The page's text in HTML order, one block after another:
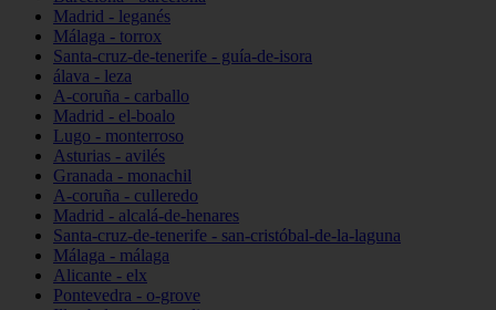
Madrid - leganés
Málaga - torrox
Santa-cruz-de-tenerife - guía-de-isora
álava - leza
A-coruña - carballo
Madrid - el-boalo
Lugo - monterroso
Asturias - avilés
Granada - monachil
A-coruña - culleredo
Madrid - alcalá-de-henares
Santa-cruz-de-tenerife - san-cristóbal-de-la-laguna
Málaga - málaga
Alicante - elx
Pontevedra - o-grove